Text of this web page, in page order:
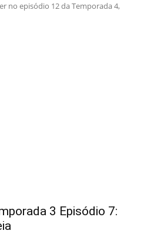
no episódio 12 da Temporada 4,
3 Episódio 7: